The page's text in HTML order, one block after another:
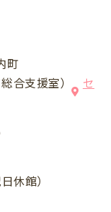
町
合支援室）
セ
休館）